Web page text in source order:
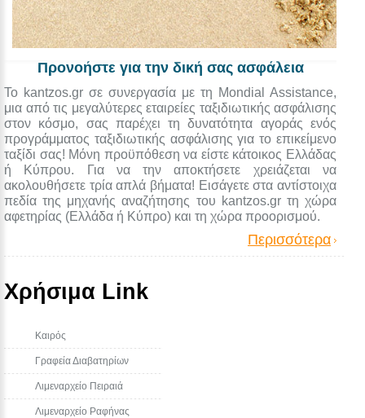
Προνοήστε για την δική σας ασφάλεια
Το kantzos.gr σε συνεργασία με τη Mondial Assistance,
μια από τις μεγαλύτερες εταιρείες ταξιδιωτικής ασφάλισης
στον κόσμο, σας παρέχει τη δυνατότητα αγοράς ενός
προγράμματος ταξιδιωτικής ασφάλισης για το επικείμενο
ταξίδι σας! Μόνη προϋπόθεση να είστε κάτοικος Ελλάδας
ή Κύπρου. Για να την αποκτήσετε χρειάζεται να
ακολουθήσετε τρία απλά βήματα! Εισάγετε στα αντίστοιχα
πεδία της μηχανής αναζήτησης του kantzos.gr τη χώρα
αφετηρίας (Ελλάδα ή Κύπρο) και τη χώρα προορισμού.
Περισσότερα
Χρήσιμα Link
Καιρός
Γραφεία Διαβατηρίων
Λιμεναρχείο Πειραιά
Λιμεναρχείο Ραφήνας